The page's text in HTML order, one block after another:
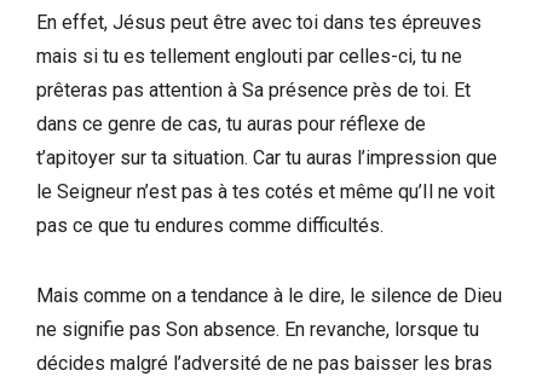
En effet, Jésus peut être avec toi dans tes épreuves
mais si tu es tellement englouti par celles-ci, tu ne
prêteras pas attention à Sa présence près de toi. Et
dans ce genre de cas, tu auras pour réflexe de
t’apitoyer sur ta situation. Car tu auras l’impression que
le Seigneur n’est pas à tes cotés et même qu’Il ne voit
pas ce que tu endures comme difficultés.
Mais comme on a tendance à le dire, le silence de Dieu
ne signifie pas Son absence. En revanche, lorsque tu
décides malgré l’adversité de ne pas baisser les bras